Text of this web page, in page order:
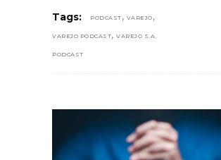
Tags: PODCAST , VAREJO ,
VAREJO PODCAST, VAREJO S.A.
PODCAST